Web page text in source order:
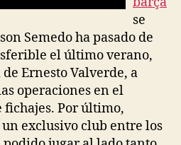
se
Semedo ha pasado de
el último verano,
Ernesto Valverde, a
operaciones en el
Por último,
exclusivo club entre los